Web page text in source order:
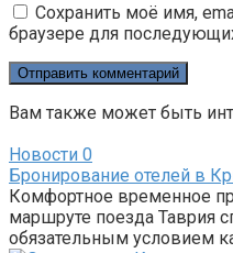
Сохранить моё имя,
браузере для
Вам также может быть
Новости 0
Бронирование отелей в
Комфортное временное
маршруте поезда Таврия
обязательным условием